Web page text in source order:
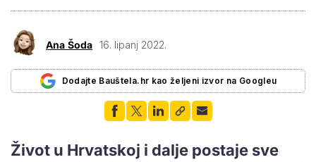
Ana Šoda 16. lipanj 2022.
Dodajte Bauštela.hr kao željeni izvor na Googleu
Život u Hrvatskoj i dalje postaje sve